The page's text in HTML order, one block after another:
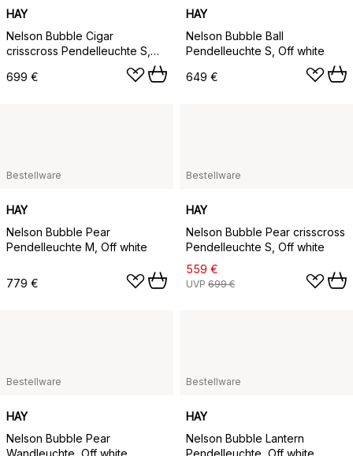
HAY
Nelson Bubble Cigar
crisscross Pendelleuchte S,
699 €
HAY
Nelson Bubble Ball
Pendelleuchte S, Off white
649 €
Bestellware
HAY
Nelson Bubble Pear
Pendelleuchte M, Off white
779 €
Bestellware
HAY
Nelson Bubble Pear crisscross
Pendelleuchte S, Off white
559 €
UVP 699 €
Bestellware
HAY
Nelson Bubble Pear
Wandleuchte, Off white
Bestellware
HAY
Nelson Bubble Lantern
Pendelleuchte, Off white